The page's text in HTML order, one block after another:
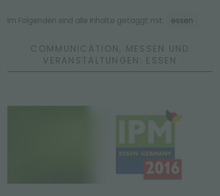
Im Folgenden sind alle Inhalte getaggt mit: essen
COMMUNICATION, MESSEN UND
VERANSTALTUNGEN: ESSEN